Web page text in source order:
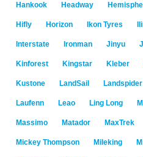
Hankook Headway
Hifly Horizon Ikon Tyres
Interstate Ironman Jinyu
Kinforest Kingstar Kleber
Kustone LandSail Landspider
Laufenn Leao Ling Long
Massimo Matador MaxTrek
Mickey Thompson Mileking